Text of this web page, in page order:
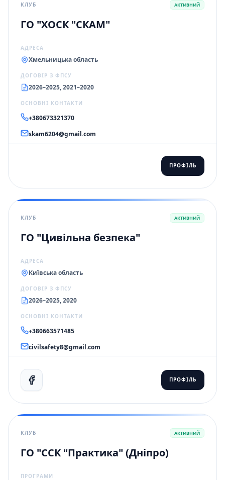
КЛУБ АКТИВНИЙ
ГО "ХОСК "СКАМ"
АДРЕСА
Хмельницька область
ДОГОВІР З ФПСУ
2026–2025, 2021–2020
ОСНОВНІ КОНТАКТИ
+380673321370
skam6204@gmail.com
ПРОФІЛЬ
КЛУБ АКТИВНИЙ
ГО "Цивільна безпека"
АДРЕСА
Київська область
ДОГОВІР З ФПСУ
2026–2025, 2020
ОСНОВНІ КОНТАКТИ
+380663571485
civilsafety8@gmail.com
ПРОФІЛЬ
КЛУБ АКТИВНИЙ
ГО "ССК "Практика" (Дніпро)
ПРОГРАМИ